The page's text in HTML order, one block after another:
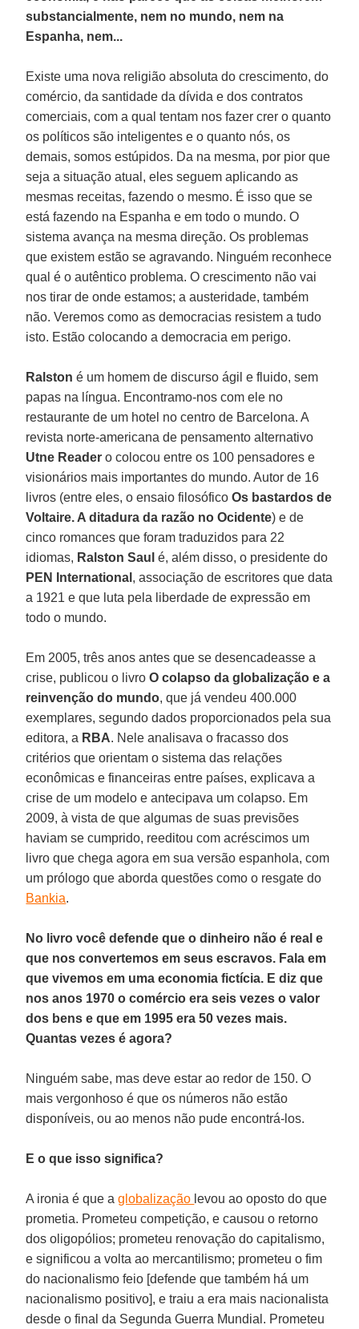
substancialmente, nem no mundo, nem na
Espanha, nem...
Existe uma nova religião absoluta do crescimento, do
comércio, da santidade da dívida e dos contratos
comerciais, com a qual tentam nos fazer crer o quanto
os políticos são inteligentes e o quanto nós, os
demais, somos estúpidos. Da na mesma, por pior que
seja a situação atual, eles seguem aplicando as
mesmas receitas, fazendo o mesmo. É isso que se
está fazendo na Espanha e em todo o mundo. O
sistema avança na mesma direção. Os problemas
que existem estão se agravando. Ninguém reconhece
qual é o autêntico problema. O crescimento não vai
nos tirar de onde estamos; a austeridade, também
não. Veremos como as democracias resistem a tudo
isto. Estão colocando a democracia em perigo.
Ralstoné um homem de discurso ágil e fluido, sem
papas na língua. Encontramo-nos com ele no
restaurante de um hotel no centro de Barcelona. A
revista norte-americana de pensamento alternativo
Utne Reader o colocou entre os 100 pensadores e
visionários mais importantes do mundo. Autor de 16
livros (entre eles, o ensaio filosóficoOs bastardos de
Voltaire. A ditadura da razão no Ocidente) e de
cinco romances que foram traduzidos para 22
idiomas, Ralston Saulé, além disso, o presidente do
PEN International , associação de escritores que data
a 1921 e que luta pela liberdade de expressão em
todo o mundo.
Em 2005, três anos antes que se desencadeasse a
crise, publicou o livroO colapso da globalização e a
reinvenção do mundo, que já vendeu 400.000
exemplares, segundo dados proporcionados pela sua
editora, a RBA. Nele analisava o fracasso dos
critérios que orientam o sistema das relações
econômicas e financeiras entre países, explicava a
crise de um modelo e antecipava um colapso. Em
2009, à vista de que algumas de suas previsões
haviam se cumprido, reeditou com acréscimos um
livro que chega agora em sua versão espanhola, com
um prólogo que aborda questões como o resgate do
Bankia.
No livro você defende que o dinheiro não é real e
que nos convertemos em seus escravos. Fala em
que vivemos em uma economia fictícia. E diz que
nos anos 1970 o comércio era seis vezes o valor
dos bens e que em 1995 era 50 vezes mais.
Quantas vezes é agora?
Ninguém sabe, mas deve estar ao redor de 150. O
mais vergonhoso é que os números não estão
disponíveis, ou ao menos não pude encontrá-los.
E o que isso significa?
A ironia é que aglobalização levou ao oposto do que
prometia. Prometeu competição, e causou o retorno
dos oligopólios; prometeu renovação do capitalismo,
e significou a volta ao mercantilismo; prometeu o fim
do nacionalismo feio [defende que também há um
nacionalismo positivo], e traiu a era mais nacionalista
desde o final da Segunda Guerra Mundial. Prometeu